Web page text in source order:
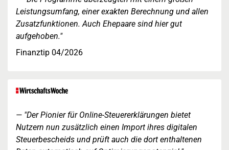
Leistungsumfang, einer exakten Berechnung und allen
Zusatzfunktionen. Auch Ehepaare sind hier gut
aufgehoben."
Finanztip 04/2026
"Der Pionier für Online-Steuererklärungen bietet
Nutzern nun zusätzlich einen Import ihres digitalen
Steuerbescheids und prüft auch die dort enthaltenen